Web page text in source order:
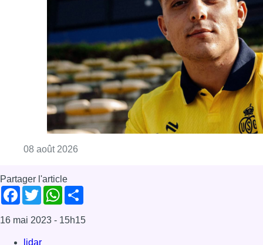
08 août 2026
Partager l'article
Facebook
TwitterWhatsApp
16 mai 2023 - 15h15
lidar